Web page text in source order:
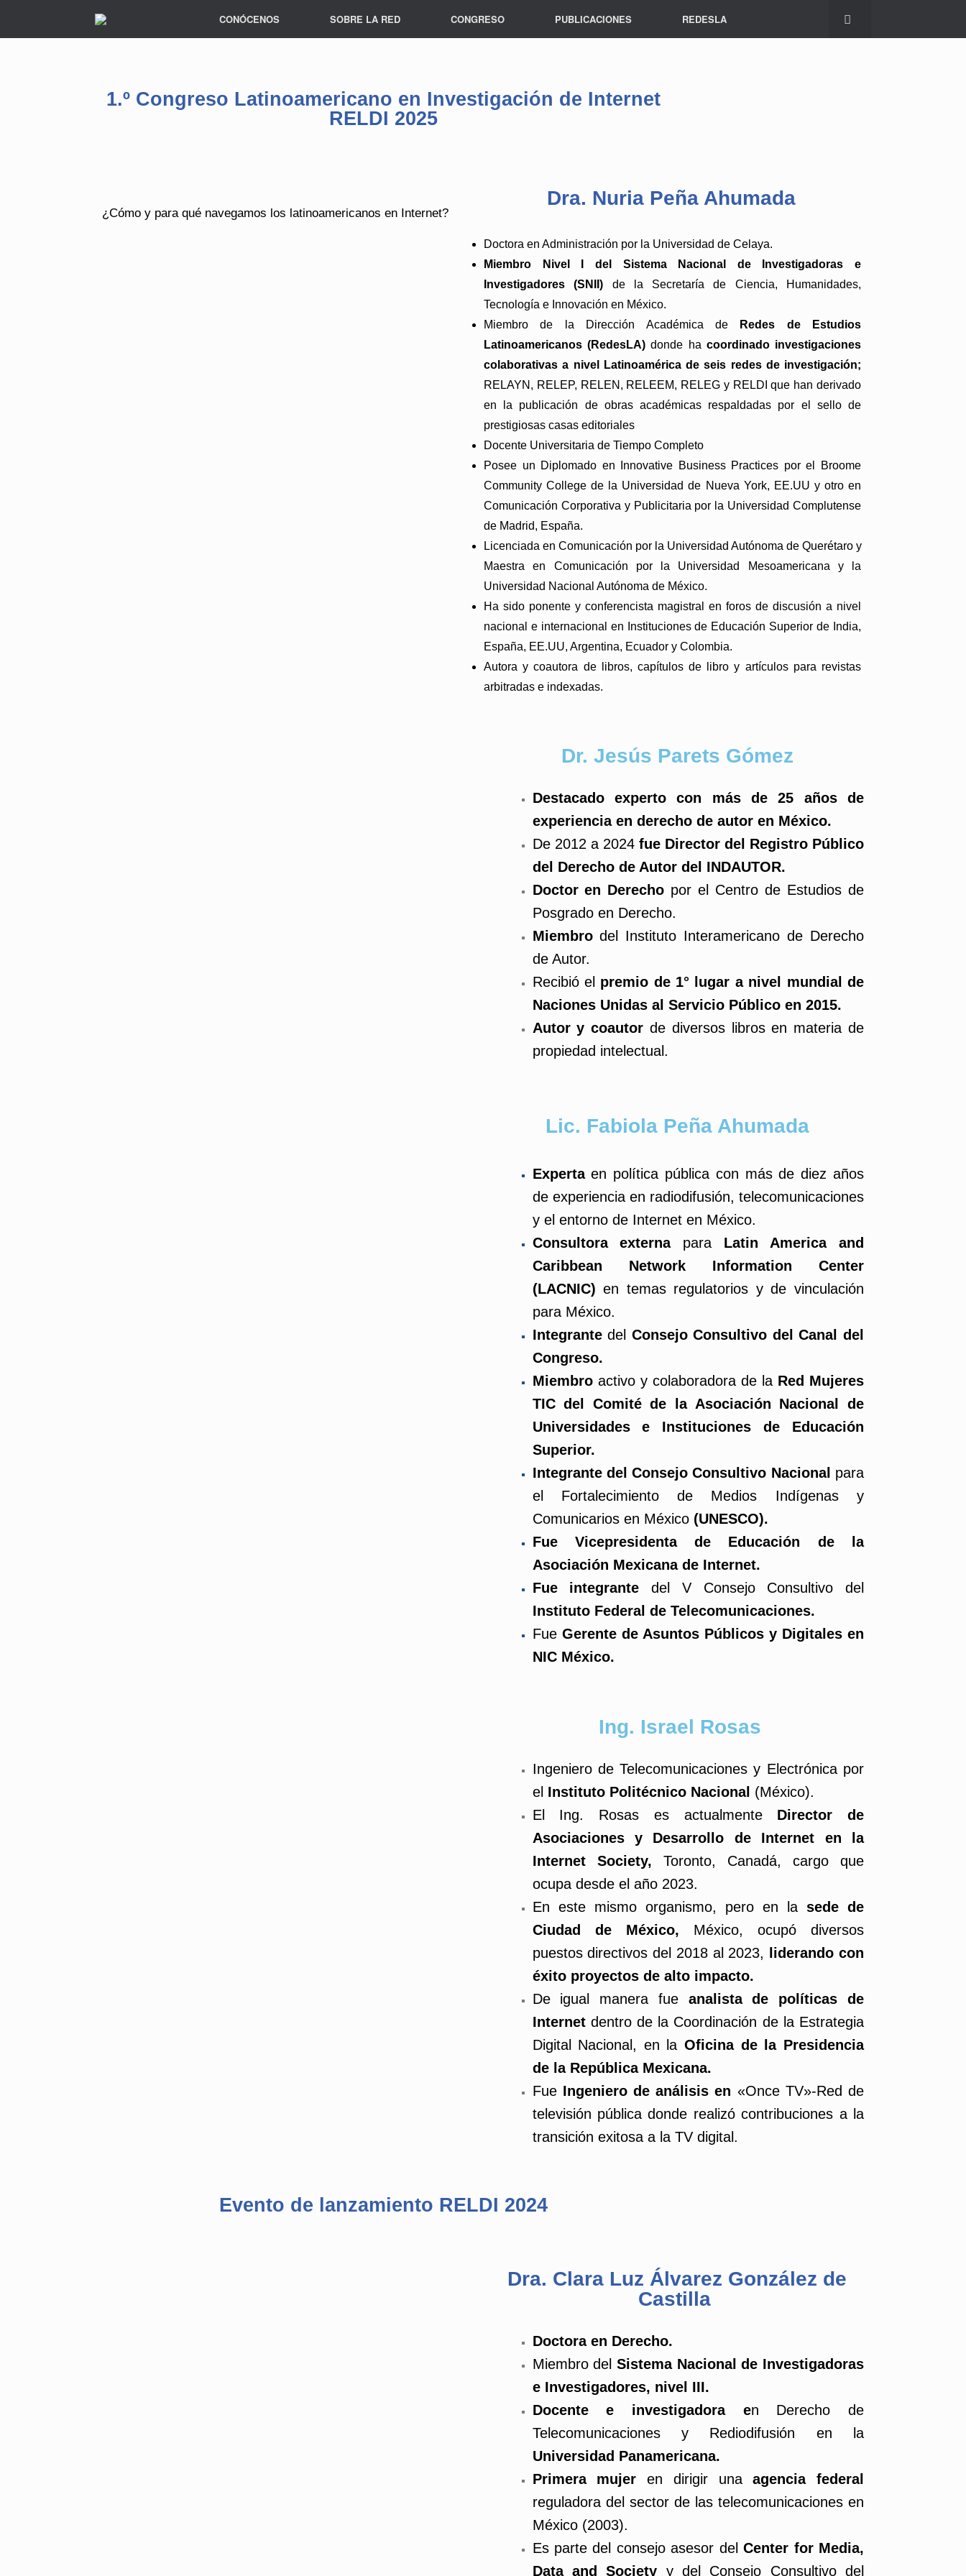
CONÓCENOS SOBRE LA RED CONGRESO PUBLICACIONES REDESLA
1.º Congreso Latinoamericano en Investigación de Internet
RELDI 2025
¿Cómo y para qué navegamos los latinoamericanos en Internet?
Dra. Nuria Peña Ahumada
Doctora en Administración por la Universidad de Celaya.
Miembro Nivel I del Sistema Nacional de Investigadoras e
Investigadores (SNII) de la Secretaría de Ciencia, Humanidades,
Tecnología e Innovación en México.
Miembro de la Dirección Académica de
Redes de Estudios
Latinoamericanos (RedesLA) donde ha coordinado investigaciones
colaborativas a nivel Latinoamérica de seis redes de investigación;
RELAYN, RELEP, RELEN, RELEEM, RELEG y RELDI que han derivado
en la publicación de obras académicas respaldadas por el sello de
prestigiosas casas editoriales
Docente Universitaria de Tiempo Completo
Posee un Diplomado en Innovative Business Practices por el Broome
Community College de la Universidad de Nueva York, EE.UU y otro en
Comunicación Corporativa y Publicitaria por la Universidad Complutense
de Madrid, España.
Licenciada en Comunicación por la Universidad Autónoma de Querétaro y
Maestra en Comunicación por la Universidad Mesoamericana y la
Universidad Nacional Autónoma de México.
Ha sido ponente y conferencista magistral en foros de discusión a nivel
nacional e internacional en Instituciones de Educación Superior de India,
España, EE.UU, Argentina, Ecuador y Colombia.
Autora y coautora de libros, capítulos de libro y artículos para revistas
arbitradas e indexadas.
Dr. Jesús Parets Gómez
Destacado experto con más de 25 años de
experiencia en derecho de autor en México.
De 2012 a 2024 fue Director del Registro Público
del Derecho de Autor del INDAUTOR.
Doctor en Derecho por el Centro de Estudios de
Posgrado en Derecho.
Miembrodel Instituto Interamericano de Derecho
de Autor.
Recibió el premio de 1° lugar a nivel mundial de
Naciones Unidas al Servicio Público en 2015.
Autor y coautor de diversos libros en materia de
propiedad intelectual.
Lic. Fabiola Peña Ahumada
Expertaen política pública con más de diez años
de experiencia en radiodifusión, telecomunicaciones
y el entorno de Internet en México.
Consultora externa para Latin America and
Caribbean Network Information Center
(LACNIC)en temas regulatorios y de vinculación
para México.
Integrantedel Consejo Consultivo del Canal del
Congreso.
Miembro activo y colaboradora de laRed Mujeres
TIC del Comité de la Asociación Nacional de
Universidades e Instituciones de Educación
Superior.
Integrante del Consejo Consultivo Nacional para
el Fortalecimiento de Medios Indígenas y
Comunicarios en México (UNESCO).
Fue Vicepresidenta de Educación de la
Asociación Mexicana de Internet.
Fue integrante del V Consejo Consultivo del
Instituto Federal de Telecomunicaciones.
FueGerente de Asuntos Públicos y Digitales en
NIC México.
Ing. Israel Rosas
Ingeniero de Telecomunicaciones y Electrónica por
el Instituto Politécnico Nacional (México).
El Ing. Rosas es actualmenteDirector de
Asociaciones y Desarrollo de Internet en la
Internet Society, Toronto, Canadá, cargo que
ocupa desde el año 2023.
En este mismo organismo, pero en lasede de
Ciudad de México, México, ocupó diversos
puestos directivos del 2018 al 2023, liderando con
éxito proyectos de alto impacto.
De igual manera fueanalista de políticas de
Internet dentro de la Coordinación de la Estrategia
Digital Nacional, en laOficina de la Presidencia
de la República Mexicana.
Fue Ingeniero de análisis en «Once TV»-Red de
televisión pública donde realizó contribuciones a la
transición exitosa a la TV digital.
Evento de lanzamiento RELDI 2024
Dra. Clara Luz Álvarez González de
Castilla
Doctora en Derecho.
Miembro del Sistema Nacional de Investigadoras
e Investigadores, nivel III.
Docente e investigadora en Derecho de
Telecomunicaciones y Rediodifusión en la
Universidad Panamericana.
Primera mujer en dirigir unaagencia federal
reguladora del sector de las telecomunicaciones en
México (2003).
Es parte del consejo asesor delCenter for Media,
Data and Society y del Consejo Consultivo del